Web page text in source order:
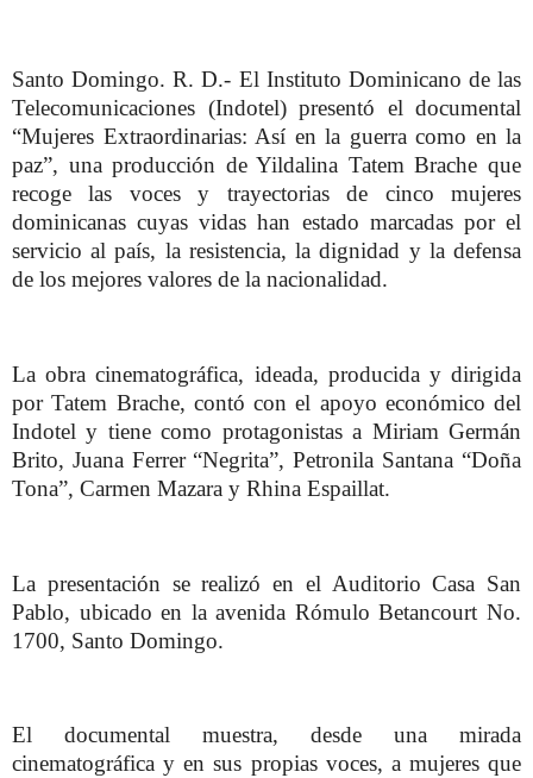
Santo Domingo. R. D.- El Instituto Dominicano de las
Telecomunicaciones (Indotel) presentó el documental
“Mujeres Extraordinarias: Así en la guerra como en la
paz”, una producción de Yildalina Tatem Brache que
recoge las voces y trayectorias de cinco mujeres
dominicanas cuyas vidas han estado marcadas por el
servicio al país, la resistencia, la dignidad y la defensa
de los mejores valores de la nacionalidad.
La obra cinematográfica, ideada, producida y dirigida
por Tatem Brache, contó con el apoyo económico del
Indotel y tiene como protagonistas a Miriam Germán
Brito, Juana Ferrer “Negrita”, Petronila Santana “Doña
Tona”, Carmen Mazara y Rhina Espaillat.
La presentación se realizó en el Auditorio Casa San
Pablo, ubicado en la avenida Rómulo Betancourt No.
1700, Santo Domingo.
El documental muestra, desde una mirada
cinematográfica y en sus propias voces, a mujeres que